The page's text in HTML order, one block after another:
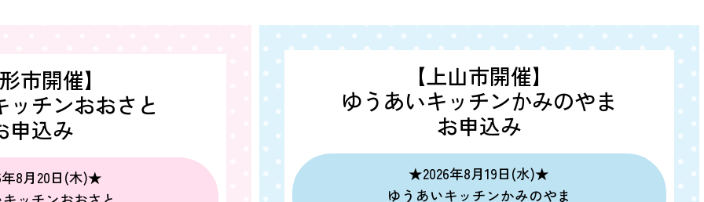
市開催】
ッチンおおさと
申込み
8月20日(木)★
【上山市開催】
ゆうあいキッチンかみのやま
お申込み
★2026年8月19日(水)★
ゆうあいキッチンかみのやま